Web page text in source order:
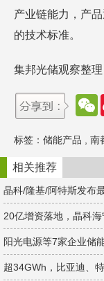
产业链能力，产
的技术标准。
集邦光储观察整理
e
h
a
t
标签： 储能产品 南
相关推荐
晶科/隆基/阿特斯发布
20亿增资落地，晶科
阳光电源等7家企业储
超34GWh，比亚迪、